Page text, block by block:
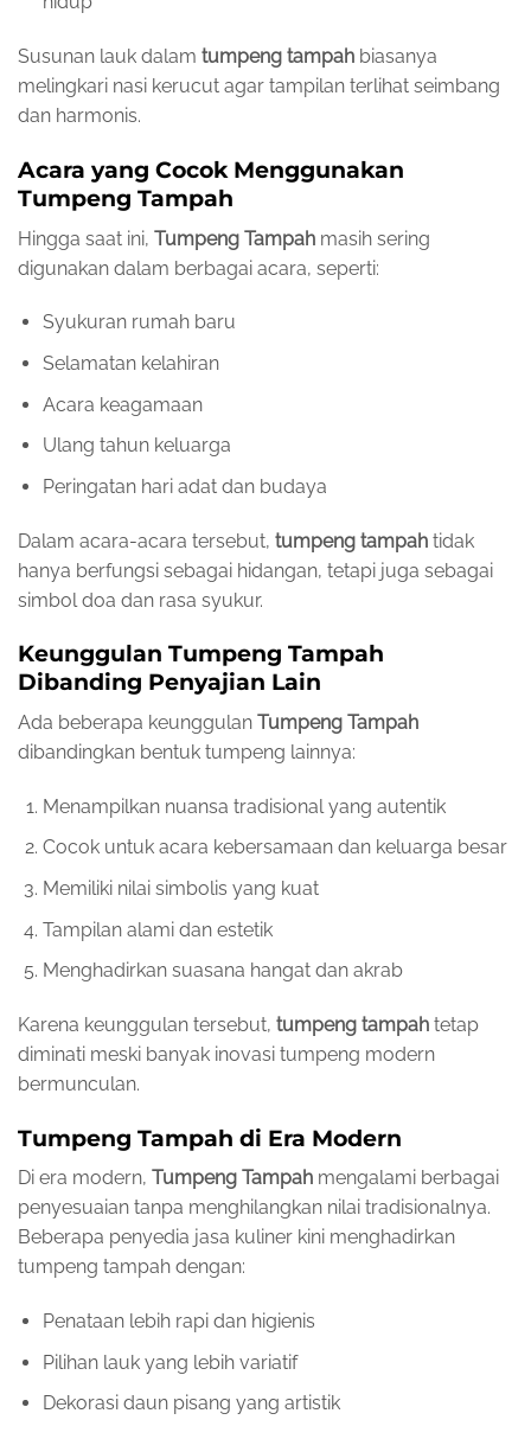
Susunan lauk dalam tumpeng tampah biasanya
melingkari nasi kerucut agar tampilan terlihat seimbang
dan harmonis.
Acara yang Cocok Menggunakan
Tumpeng Tampah
Hingga saat ini, Tumpeng Tampah masih sering
digunakan dalam berbagai acara, seperti:
Syukuran rumah baru
Selamatan kelahiran
Acara keagamaan
Ulang tahun keluarga
Peringatan hari adat dan budaya
Dalam acara-acara tersebut, tumpeng tampah tidak
hanya berfungsi sebagai hidangan, tetapi juga sebagai
simbol doa dan rasa syukur.
Keunggulan Tumpeng Tampah
Dibanding Penyajian Lain
Ada beberapa keunggulan Tumpeng Tampah
dibandingkan bentuk tumpeng lainnya:
Menampilkan nuansa tradisional yang autentik
Cocok untuk acara kebersamaan dan keluarga besar
Memiliki nilai simbolis yang kuat
Tampilan alami dan estetik
Menghadirkan suasana hangat dan akrab
Karena keunggulan tersebut, tumpeng tampah tetap
diminati meski banyak inovasi tumpeng modern
bermunculan.
Tumpeng Tampah di Era Modern
Di era modern, Tumpeng Tampah mengalami berbagai
penyesuaian tanpa menghilangkan nilai tradisionalnya.
Beberapa penyedia jasa kuliner kini menghadirkan
tumpeng tampah dengan:
Penataan lebih rapi dan higienis
Pilihan lauk yang lebih variatif
Dekorasi daun pisang yang artistik